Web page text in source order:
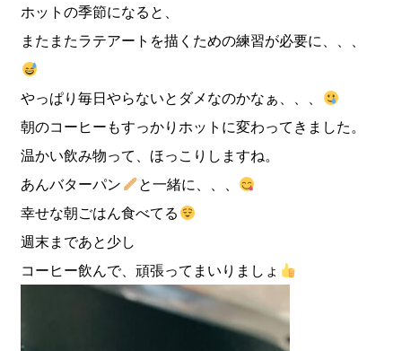
ホットの季節になると、
またまたラテアートを描くための練習が必要に、、、
やっぱり毎日やらないとダメなのかなぁ、、、
朝のコーヒーもすっかりホットに変わってきました。
温かい飲み物って、ほっこりしますね。
あんバターパン
と一緒に、、、
幸せな朝ごはん食べてる
週末まであと少し
コーヒー飲んで、頑張ってまいりましょ